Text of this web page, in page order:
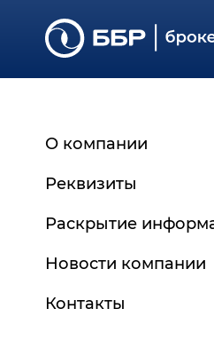
О компании
Реквизиты
Раскрытие
Основные сведения
Отчётность
Новости компании
Контакты